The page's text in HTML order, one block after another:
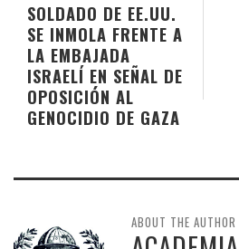
SOLDADO DE EE.UU.
SE INMOLA FRENTE A
LA EMBAJADA
ISRAELÍ EN SEÑAL DE
OPOSICIÓN AL
GENOCIDIO DE GAZA
ABOUT THE AUTHOR